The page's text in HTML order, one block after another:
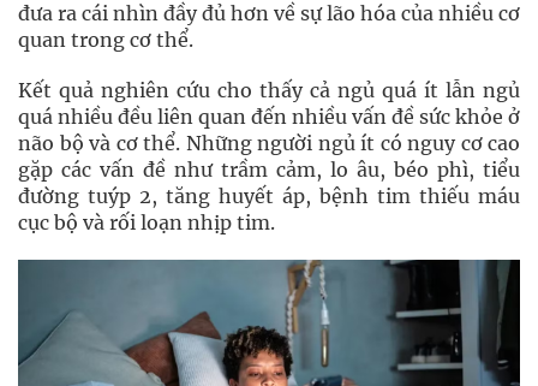
đưa ra cái nhìn đầy đủ hơn về sự lão hóa của nhiều cơ
quan trong cơ thể.
Kết quả nghiên cứu cho thấy cả ngủ quá ít lẫn ngủ
quá nhiều đều liên quan đến nhiều vấn đề sức khỏe ở
não bộ và cơ thể. Những người ngủ ít có nguy cơ cao
gặp các vấn đề như trầm cảm, lo âu, béo phì, tiểu
đường tuýp 2, tăng huyết áp, bệnh tim thiếu máu
cục bộ và rối loạn nhịp tim.